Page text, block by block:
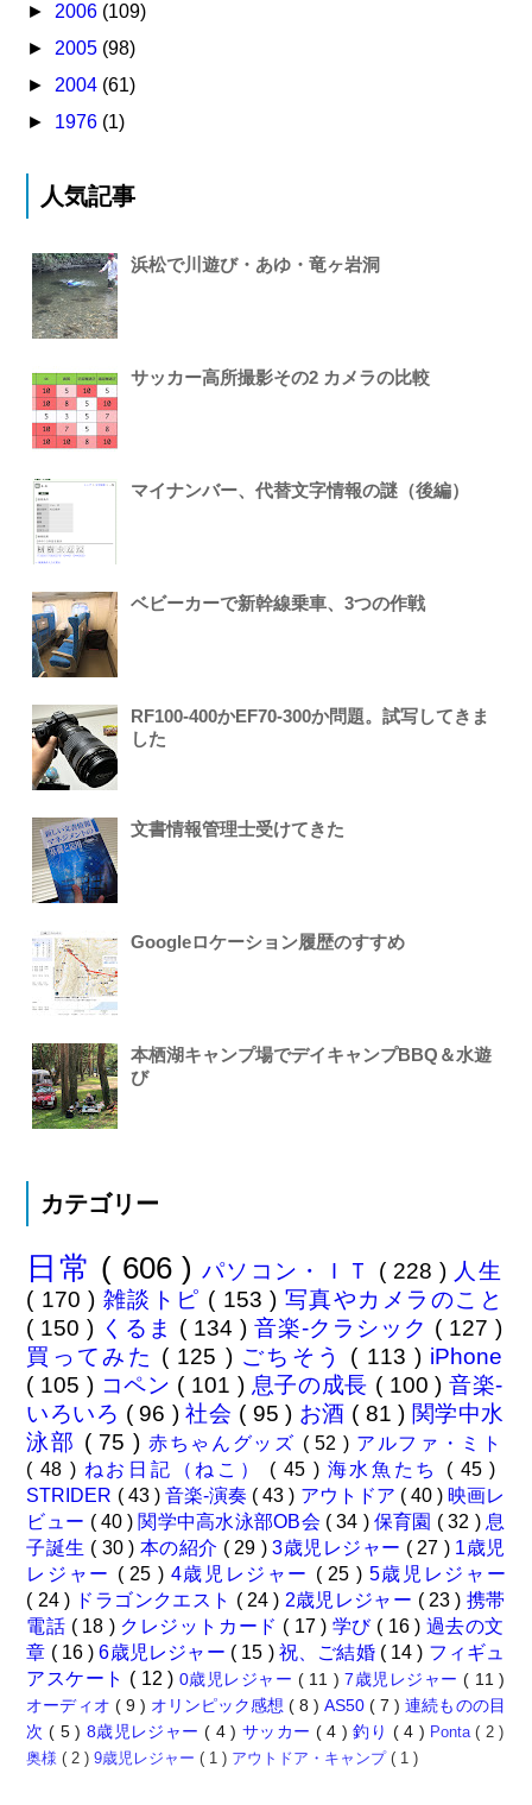
► 2006 (109)
► 2005 (98)
► 2004 (61)
► 1976 (1)
人気記事
浜松で川遊び・あゆ・竜ヶ岩洞
サッカー高所撮影その2 カメラの比較
マイナンバー、代替文字情報の謎（後編）
ベビーカーで新幹線乗車、3つの作戦
RF100-400かEF70-300か問題。試写してきま
した
文書情報管理士受けてきた
Googleロケーション履歴のすすめ
本栖湖キャンプ場でデイキャンプBBQ＆水遊
び
カテゴリー
日常 ( 606 )パソコン・ＩＴ ( 228 ) 人生
( 170 ) 雑談トピ ( 153 ) 写真やカメラのこと
( 150 ) くるま ( 134 ) 音楽-クラシック ( 127 )
買ってみた ( 125 ) ごちそう ( 113 ) iPhone
( 105 ) コペン ( 101 ) 息子の成長 ( 100 )音楽-
いろいろ ( 96 )社会 ( 95 ) お酒 ( 81 ) 関学中水
泳部 ( 75 ) 赤ちゃんグッズ ( 52 ) アルファ・ミト
( 48 ) ねお日記（ねこ） ( 45 ) 海水魚たち ( 45 )
STRIDER ( 43 ) 音楽-演奏 ( 43 ) アウトドア ( 40 ) 映画レ
ビュー ( 40 ) 関学中高水泳部OB会 ( 34 ) 保育園 ( 32 ) 息
子誕生 ( 30 ) 本の紹介 ( 29 )3歳児レジャー ( 27 ) 1歳児
レジャー ( 25 ) 4歳児レジャー ( 25 ) 5歳児レジャー
( 24 ) ドラゴンクエスト ( 24 ) 2歳児レジャー ( 23 ) 携帯
電話 ( 18 ) クレジットカード ( 17 ) 学び ( 16 ) 過去の文
章 ( 16 )6歳児レジャー ( 15 ) 祝、ご結婚 ( 14 ) フィギュ
アスケート ( 12 ) 0歳児レジャー ( 11 )7歳児レジャー( 11 )
オーディオ ( 9 ) オリンピック感想( 8 )AS50( 7 )連続ものの目
次( 5 ) 8歳児レジャー( 4 ) サッカー ( 4 )釣り ( 4 ) Ponta( 2 )
奥様( 2 )9歳児レジャー( 1 ) アウトドア・キャンプ( 1 )